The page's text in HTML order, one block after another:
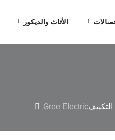
الأثاث والديكور
التكييفGree Electric